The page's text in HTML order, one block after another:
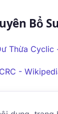
Bổ
Thừa Cyclic
-